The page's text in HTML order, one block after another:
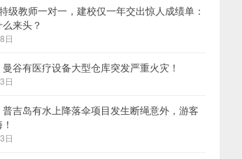
级教师一对一，建校仅一年交出惊人成绩单：
来头？
日
谷有医疗设备大型仓库突发严重火灾！
日
吉岛有水上降落伞项目发生断绳意外，游客
日